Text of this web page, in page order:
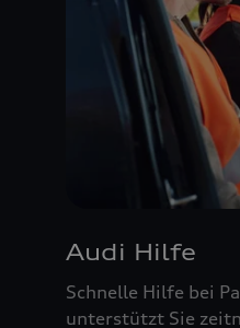
Audi Hilfe
Schnelle Hilfe bei
unterstützt Sie